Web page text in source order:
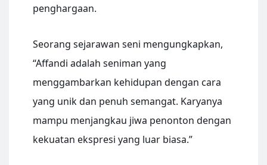
penghargaan.
Seorang sejarawan seni mengungkapkan,
“Affandi adalah seniman yang
menggambarkan kehidupan dengan cara
yang unik dan penuh semangat. Karyanya
mampu menjangkau jiwa penonton dengan
kekuatan ekspresi yang luar biasa.”